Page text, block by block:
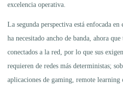
excelencia operativa.
La segunda perspectiva está enfocada
ha necesitado ancho de banda, ahora
conectados a la red, por lo que sus
requieren de redes más deterministas;
aplicaciones de gaming, remote learning